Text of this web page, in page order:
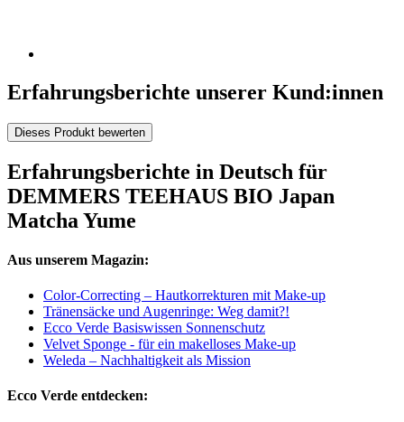
Erfahrungsberichte unserer Kund:innen
Dieses Produkt bewerten
Erfahrungsberichte in Deutsch für
DEMMERS TEEHAUS BIO Japan
Matcha Yume
Aus unserem Magazin:
Color-Correcting – Hautkorrekturen mit Make-up
Tränensäcke und Augenringe: Weg damit?!
Ecco Verde Basiswissen Sonnenschutz
Velvet Sponge - für ein makelloses Make-up
Weleda – Nachhaltigkeit als Mission
Ecco Verde entdecken: